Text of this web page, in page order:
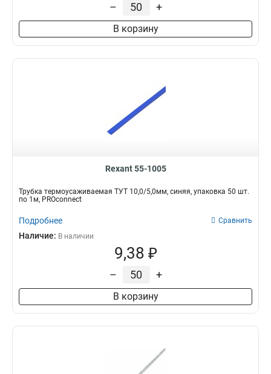
– +
В корзину
Rexant 55-1005
Трубка термоусаживаемая ТУТ 10,0/5,0мм, синяя, упаковка 50 шт.
по 1м, PROconnect
Подробнее Сравнить
Наличие: В наличии
9,38 ₽
– +
В корзину